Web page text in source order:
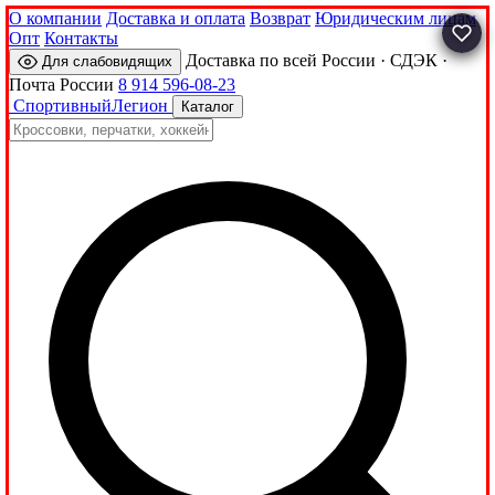
О компании Доставка и оплата Возврат Юридическим лицам
Опт Контакты
Для слабовидящих
Доставка по всей России · СДЭК ·
Почта России 8 914 596-08-23
СпортивныйЛегион Каталог